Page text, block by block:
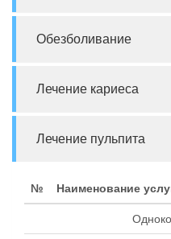
Обезболивание
Лечение кариеса
Лечение пульпита
№ Наименование